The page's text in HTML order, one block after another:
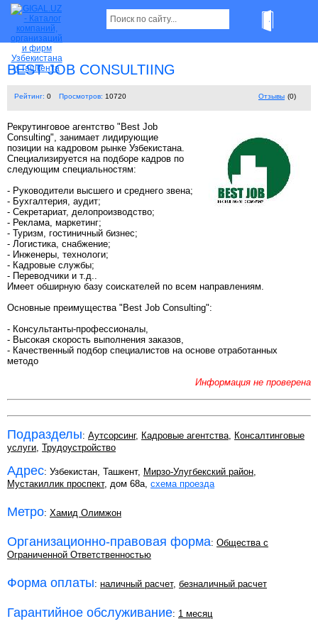
BEST JOB CONSULTIING
Рейтинг: 0 Просмотров: 10720 Отзывы (0)
Рекрутинговое агентство "Best Job
Consulting", занимает лидирующие
позиции на кадровом рынке Узбекистана.
Специализируется на подборе кадров по
следующим специальностям:
- Руководители высшего и среднего звена;
- Бухгалтерия, аудит;
- Секретариат, делопроизводство;
- Реклама, маркетинг;
- Туризм, гостиничный бизнес;
- Логистика, снабжение;
- Инженеры, технологи;
- Кадровые службы;
- Переводчики и т.д..
Имеет обширную базу соискателей по всем направлениям.
Основные преимущества "Best Job Consulting":
- Консультанты-профессионалы,
- Высокая скорость выполнения заказов,
- Качественный подбор специалистов на основе отработанных
методо
Информация не проверена
Подразделы: Аутсорсинг, Кадровые агентства, Консалтинговые
услуги, Трудоустройство
Адрес: Узбекистан, Ташкент, Мирзо-Улугбекский район,
Мустакиллик проспект, дом 68а, схема проезда
Метро: Хамид Олимжон
Организационно-правовая форма: Общества с
Ограниченной Ответственностью
Форма оплаты: наличный расчет, безналичный расчет
Гарантийное обслуживание: 1 месяц